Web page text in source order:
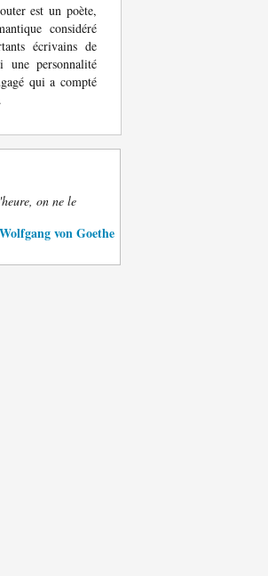
est un poète,
considéré
écrivains de
une personnalité
qui a compté
on ne le
von Goethe